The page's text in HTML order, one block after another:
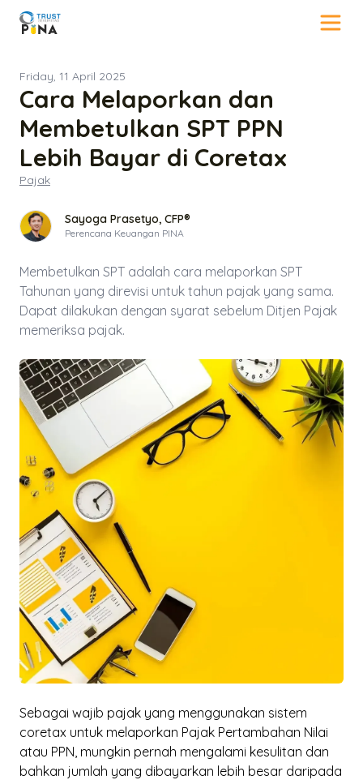
Friday, 11 April 2025
Cara Melaporkan dan
Membetulkan SPT PPN
Lebih Bayar di Coretax
Pajak
Sayoga Prasetyo, CFP®
Perencana Keuangan PINA
Membetulkan SPT adalah cara melaporkan SPT
Tahunan yang direvisi untuk tahun pajak yang sama.
Dapat dilakukan dengan syarat sebelum Ditjen Pajak
memeriksa pajak.
Sebagai wajib pajak yang menggunakan sistem
coretax untuk melaporkan Pajak Pertambahan Nilai
atau PPN, mungkin pernah mengalami kesulitan dan
bahkan jumlah yang dibayarkan lebih besar daripada